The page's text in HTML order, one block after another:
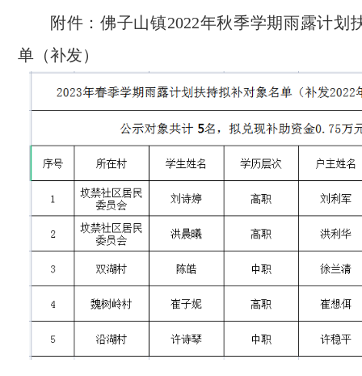
附件：佛子山镇2022年秋季学期雨露计划
单（补发）